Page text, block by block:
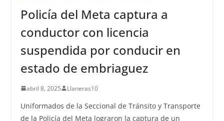
Policía del Meta captura a
conductor con licencia
suspendida por conducir en
estado de embriaguez
abril 8, 2025 Llaneras10
Uniformados de la Seccional de Tránsito y Transporte
de la Policía del Meta lograron la captura de un